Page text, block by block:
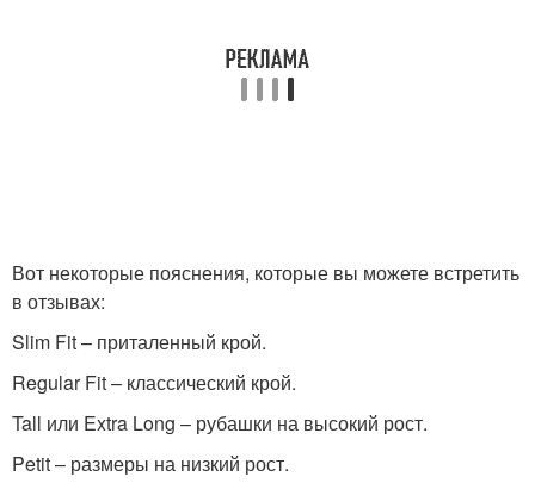
Вот некоторые пояснения, которые вы можете встретить
в отзывах:
Slim Fit – приталенный крой.
Regular Fit – классический крой.
Tall или Extra Long – рубашки на высокий рост.
Petit – размеры на низкий рост.